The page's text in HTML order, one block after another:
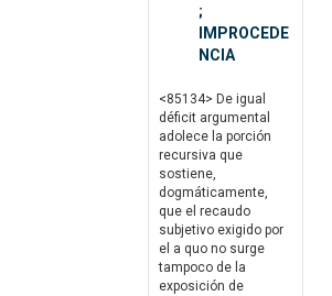
;
IMPROCEDE
NCIA
<85134> De igual
déficit argumental
adolece la porción
recursiva que
sostiene,
dogmáticamente,
que el recaudo
subjetivo exigido por
el a quo no surge
tampoco de la
exposición de